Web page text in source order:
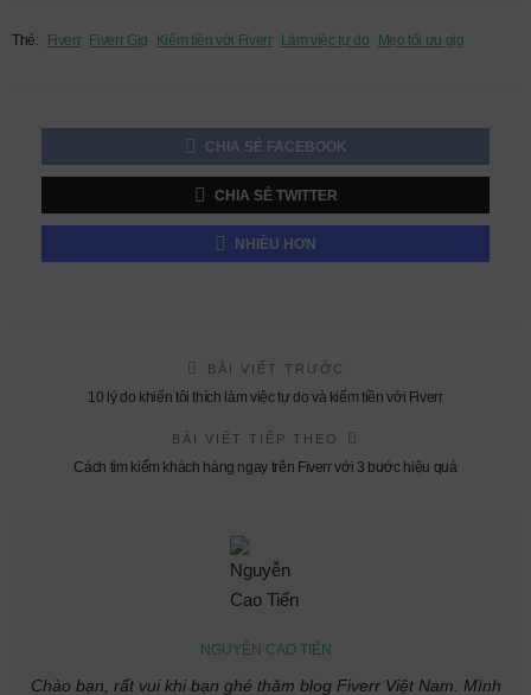
Thẻ: Fiverr Fiverr Gig Kiếm tiền với Fiverr Làm việc tự do Mẹo tối ưu gig
CHIA SẺ FACEBOOK
CHIA SẺ TWITTER
NHIỀU HƠN
BÀI VIẾT TRƯỚC
10 lý do khiến tôi thích làm việc tự do và kiếm tiền với Fiverr
BÀI VIẾT TIẾP THEO
Cách tìm kiếm khách hàng ngay trên Fiverr với 3 bước hiệu quả
NGUYỄN CAO TIẾN
Chào bạn, rất vui khi bạn ghé thăm blog Fiverr Việt Nam. Mình